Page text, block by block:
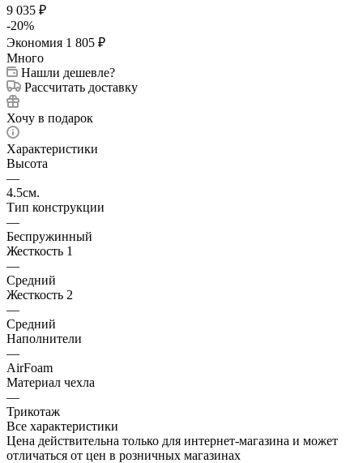
9 035 ₽
-20%
Экономия 1 805 ₽
Много
Нашли дешевле?
Рассчитать доставку
Хочу в подарок
Характеристики
Высота
—
4.5см.
Тип конструкции
—
Беспружинный
Жесткость 1
—
Средний
Жесткость 2
—
Средний
Наполнители
—
AirFoam
Материал чехла
—
Трикотаж
Все характеристики
Цена действительна только для интернет-магазина и может
отличаться от цен в розничных магазинах